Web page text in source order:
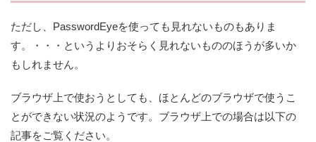
ただし、PasswordEyeを使っても見れないものもありま
す。・・・というよりおそらく見れないもののほうが多いか
もしれません。
ブラウザ上で使おうとしても、ほとんどのブラウザで使うこ
とができない状況のようです。ブラウザ上での場合は以下の
記事をご覧ください。